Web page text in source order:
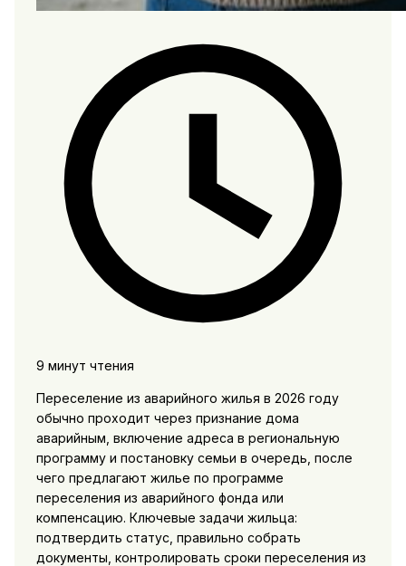
9 минут чтения
Переселение из аварийного жилья в 2026 году
обычно проходит через признание дома
аварийным, включение адреса в региональную
программу и постановку семьи в очередь, после
чего предлагают жилье по программе
переселения из аварийного фонда или
компенсацию. Ключевые задачи жильца:
подтвердить статус, правильно собрать
документы, контролировать сроки переселения из